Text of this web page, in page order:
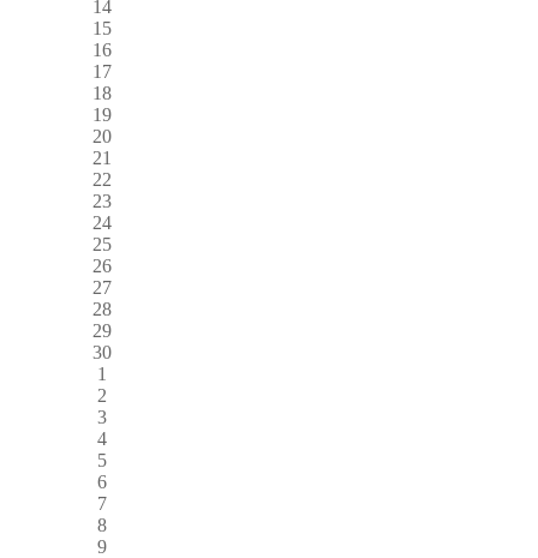
14
15
16
17
18
19
20
21
22
23
24
25
26
27
28
29
30
1
2
3
4
5
6
7
8
9